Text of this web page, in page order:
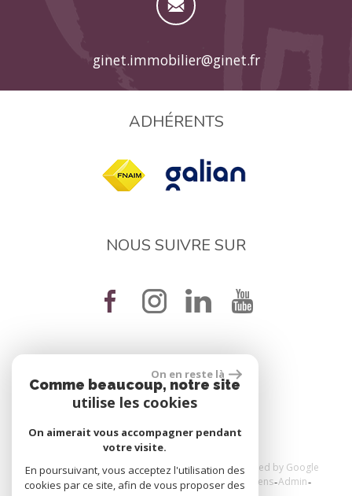
ginet.immobilier@ginet.fr
ADHÉRENTS
NOUS SUIVRE SUR
réalisé par
© 2026 | Tous droits réservés | Traduction powered by Google
Plan du site Mentions légales Nos honoraires Liens Admin
On en reste là
Comme beaucoup, notre site
utilise les cookies
On aimerait vous accompagner pendant
votre visite.
En poursuivant, vous acceptez l'utilisation des
cookies par ce site, afin de vous proposer des